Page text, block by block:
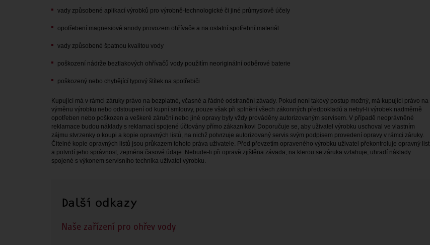
vady způsobené aplikací výrobků pro výrobně-technologické či jiné průmyslově účely
opotřebení magnesiové anody provozem ohřívače a na ostatní spotřební materiál
vady způsobené špatnou kvalitou vody
poškození nádrže beztlakových ohřívačů vody použitím neoriginální odběrové baterie
poškozený nebo chybějící typový štítek na spotřebiči
Kupující má v rámci záruky právo na bezplatné, včasné a řádné odstranění závady. Pokud není takový postup možný, má kupující právo na
výměnu výrobku nebo odstoupení od kupní smlouvy, pouze však při splnění všech zákonných předpokladů a nebyl-li výrobek nadměrně
opotřeben nebo poškozen a veškeré záruční nebo jiné opravy byly vždy prováděny autorizovaným servisem. V případě neoprávněné
reklamace budou náklady s reklamací spojené účtovány přímo zákazníkovi Doporučuje se, aby uživatel výrobku uschoval ve vlastním
zájmu stvrzenky o koupi a kopie opravných listů, na nichž potvrzuje autorizovaný servis svým podpisem provedení opravy v rámci záruky.
Čitelné kopie opravných listů jsou průkazem tohoto práva uživatele. Před převzetím opraveného výrobku uživatel překontroluje opravný list
a potvrdí jeho správnost, zejména časové údaje. Nebude-li při opravě zjištěna závada, na kterou se záruka vztahuje, uhradí náklady
spojené s výkonem servisního technika uživatel výrobku.
Další odkazy
Naše zařízení pro ohřev vody